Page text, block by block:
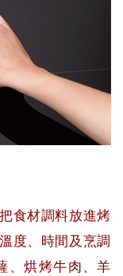
食材調料放進烤
度、時間及烹調
、烘烤牛肉、羊